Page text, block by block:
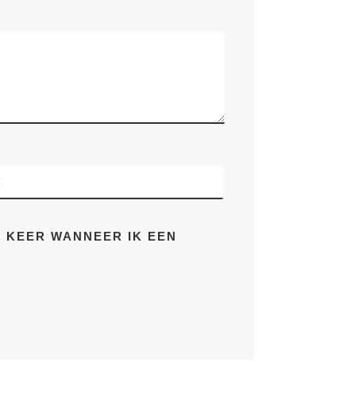
WANNEER IK EEN